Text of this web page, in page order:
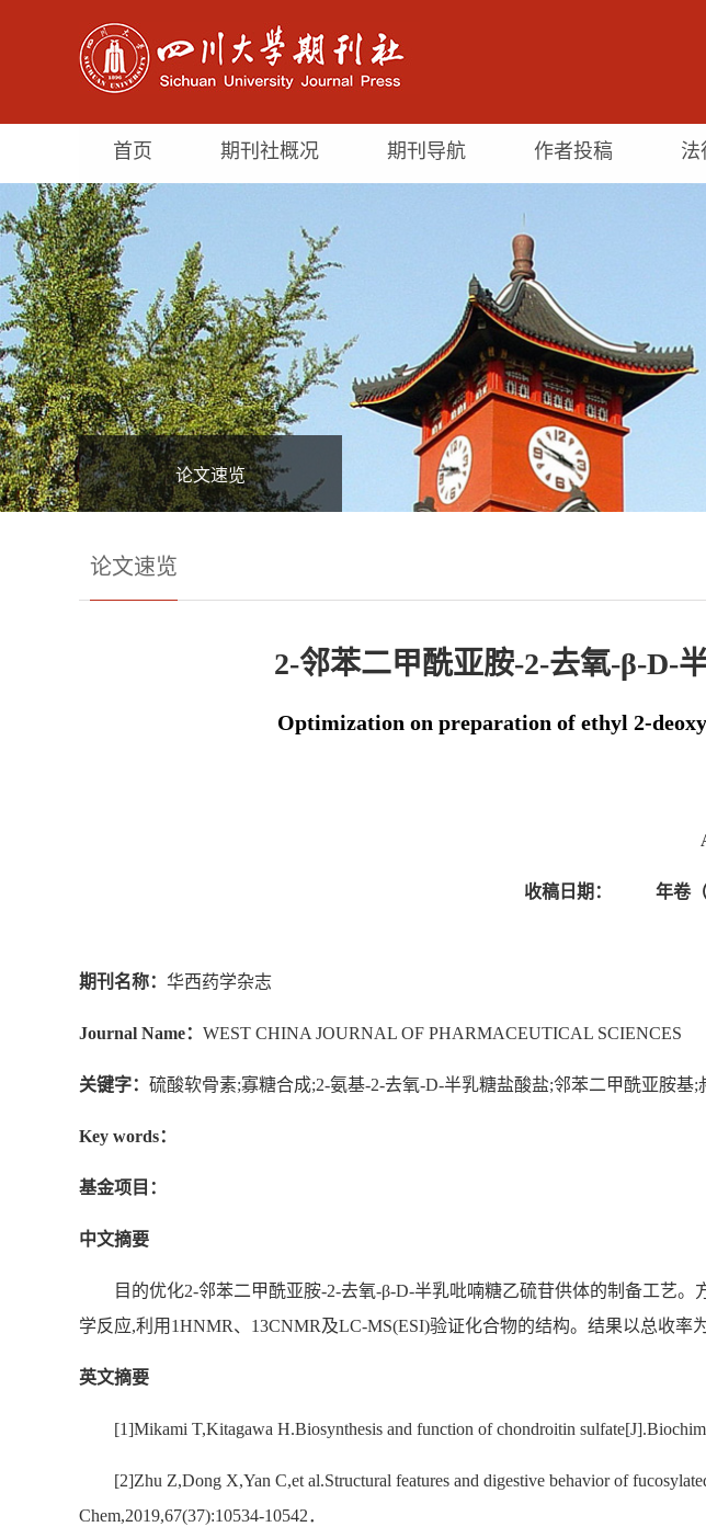
首页 期刊社概况 期刊导航 作者投稿 法
论文速览
论文速览
2-邻苯二甲酰亚胺-2-去氧-β-D-
Optimization on preparation of ethyl 2-
收稿日期： 年卷
期刊名称： 华西药学杂志
Journal Name： WEST CHINA JOURNAL OF PHARMACEUTICAL SCIENCES
关键字： 硫酸软骨素;寡糖合成;2-氨基-2-去氧-D-半乳糖盐酸盐;邻苯二甲酰亚胺
Key words：
基金项目：
中文摘要
目的优化2-邻苯二甲酰亚胺-2-去氧-β-D-半乳吡喃糖乙硫苷供体的制备工艺
学反应,利用1HNMR、13CNMR及LC-MS(ESI)验证化合物的结构。结果以总收
英文摘要
[1]Mikami T,Kitagawa H.Biosynthesis and function of chondroitin
[2]Zhu Z,Dong X,Yan C,et al.Structural features and digestive behavior of
Chem,2019,67(37):10534-10542．